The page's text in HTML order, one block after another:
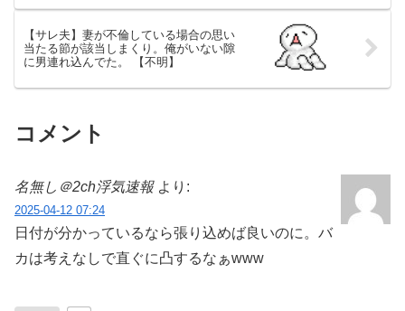
【サレ夫】妻が不倫している場合の思い
当たる節が該当しまくり。俺がいない隙
に男連れ込んでた。 【不明】
コメント
名無し＠2ch浮気速報 より:
2025-04-12 07:24
日付が分かっているなら張り込めば良いのに。バ
カは考えなしで直ぐに凸するなぁwww